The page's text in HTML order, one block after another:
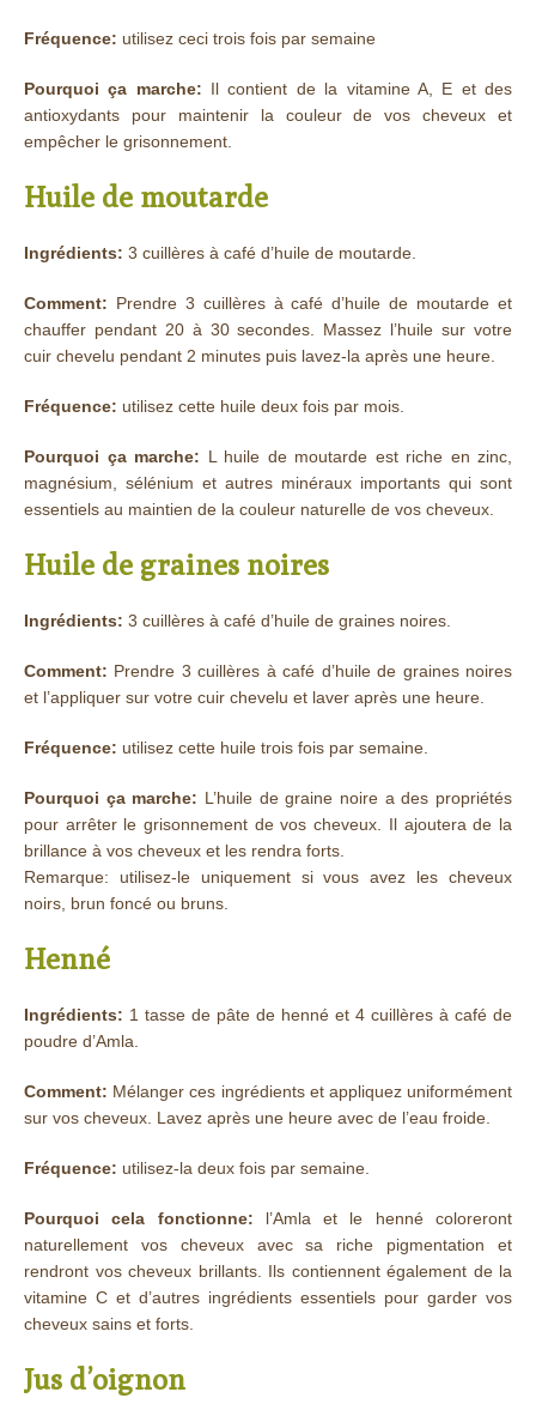
Fréquence: utilisez ceci trois fois par semaine
Pourquoi ça marche: Il contient de la vitamine A, E et des
antioxydants pour maintenir la couleur de vos cheveux et
empêcher le grisonnement.
Huile de moutarde
Ingrédients: 3 cuillères à café d’huile de moutarde.
Comment: Prendre 3 cuillères à café d’huile de moutarde et
chauffer pendant 20 à 30 secondes. Massez l’huile sur votre
cuir chevelu pendant 2 minutes puis lavez-la après une heure.
Fréquence: utilisez cette huile deux fois par mois.
Pourquoi ça marche: L huile de moutarde est riche en zinc,
magnésium, sélénium et autres minéraux importants qui sont
essentiels au maintien de la couleur naturelle de vos cheveux.
Huile de graines noires
Ingrédients: 3 cuillères à café d’huile de graines noires.
Comment: Prendre 3 cuillères à café d’huile de graines noires
et l’appliquer sur votre cuir chevelu et laver après une heure.
Fréquence: utilisez cette huile trois fois par semaine.
Pourquoi ça marche: L’huile de graine noire a des propriétés
pour arrêter le grisonnement de vos cheveux. Il ajoutera de la
brillance à vos cheveux et les rendra forts.
Remarque: utilisez-le uniquement si vous avez les cheveux
noirs, brun foncé ou bruns.
Henné
Ingrédients: 1 tasse de pâte de henné et 4 cuillères à café de
poudre d’Amla.
Comment: Mélanger ces ingrédients et appliquez uniformément
sur vos cheveux. Lavez après une heure avec de l’eau froide.
Fréquence: utilisez-la deux fois par semaine.
Pourquoi cela fonctionne: l’Amla et le henné coloreront
naturellement vos cheveux avec sa riche pigmentation et
rendront vos cheveux brillants. Ils contiennent également de la
vitamine C et d’autres ingrédients essentiels pour garder vos
cheveux sains et forts.
Jus d’oignon